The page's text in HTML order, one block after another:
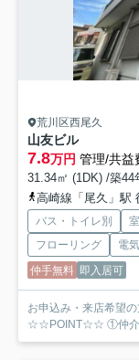
荒川区西尾久
山友ビル
7.8万円 管理/共益
31.34㎡ (1DK) /築44
高崎線「尾久」駅
バス・トイレ別
フローリング
電
仲手無料 即入居可
お申込み・来店希望
☆☆POINT☆☆ ①仲介